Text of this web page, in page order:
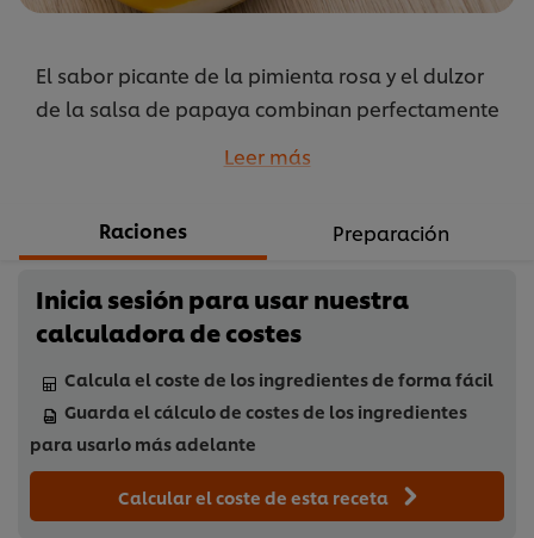
El sabor picante de la pimienta rosa y el dulzor
de la salsa de papaya combinan perfectamente
Leer más
Raciones Preparación
Inicia sesión para usar nuestra
calculadora de costes
Calcula el coste de los ingredientes de forma fácil
Guarda el cálculo de costes de los ingredientes
para usarlo más adelante
Calcular el coste de esta receta